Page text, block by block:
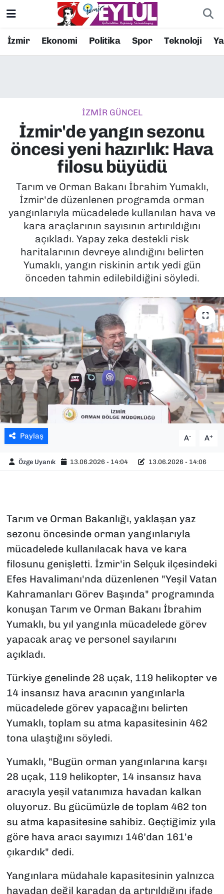
İzmir Ekonomi Politika Spor Teknoloji
İZMİR GÜNCEL
İzmir'de yangın sezonu
öncesi yeni hazırlık: Hava
filosu büyüdü
Tarım ve Orman Bakanı İbrahim Yumaklı,
İzmir'de düzenlenen programda orman
yangınlarıyla mücadelede kullanılan hava ve
kara araçlarının sayısının artırıldığını
açıkladı. Yapay zeka destekli risk
haritalarının devreye alındığını belirten
Yumaklı, yangın riskinin artık yedi gün
önceden tahmin edilebildiğini söyledi.
Paylaş A- A+
Özge Uyanık 13.06.2026 - 14:04 13.06.2026 - 14:06
Tarım ve Orman Bakanlığı, yaklaşan yaz
sezonu öncesinde orman yangınlarıyla
mücadelede kullanılacak hava ve kara
filosunu genişletti. İzmir'in Selçuk ilçesindeki
Efes Havalimanı'nda düzenlenen "Yeşil Vatan
Kahramanları Görev Başında" programında
konuşan Tarım ve Orman Bakanı İbrahim
Yumaklı, bu yıl yangınla mücadelede görev
yapacak araç ve personel sayılarını
açıkladı.
Türkiye genelinde 28 uçak, 119 helikopter ve
14 insansız hava aracının yangınlarla
mücadelede görev yapacağını belirten
Yumaklı, toplam su atma kapasitesinin 462
tona ulaştığını söyledi.
Yumaklı, "Bugün orman yangınlarına karşı
28 uçak, 119 helikopter, 14 insansız hava
aracıyla yeşil vatanımıza havadan kalkan
oluyoruz. Bu gücümüzle de toplam 462 ton
su atma kapasitesine sahibiz. Geçtiğimiz yıla
göre hava aracı sayımızı 146'dan 161'e
çıkardık" dedi.
Yangınlara müdahale kapasitesinin yalnızca
havadan değil karadan da artırıldığını ifade
Resmi İlanlar
EKONOMİ
KÜLTÜR SANAT
MAGAZİN
POLİTİKA
SAĞLIK
SPOR
YAŞAM
YEREL YÖNETİMLER
Konak Nöbetçi Eczaneler
Süper Lig Puan Durumu ve Fikstür
Tüm Manşetler
Son Dakika Haberleri
Haber Arşivi